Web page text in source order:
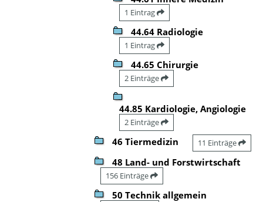
1 Eintrag
44.64 Radiologie
1 Eintrag
44.65 Chirurgie
2 Einträge
44.85 Kardiologie, Angiologie
2 Einträge
46 Tiermedizin 11 Einträge
48 Land- und Forstwirtschaft
156 Einträge
50 Technik allgemein